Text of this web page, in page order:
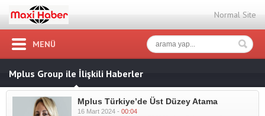
Normal Site
MENÜ
Mplus Group ile İlişkili Haberler
Mplus Türkiye’de Üst Düzey Atama
16 Mart 2024 - 00:04